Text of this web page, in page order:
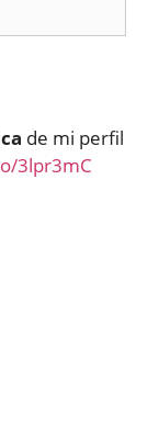
de mi perfil
3lpr3mC